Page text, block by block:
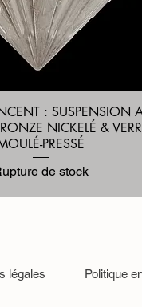
Aperçu rapide: SUSPENSION
NICKELÉ &
PRESSÉ
de stock
légales Politique